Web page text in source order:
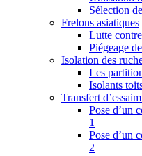
Sélection
Frelons asiatiques
Lutte
Piégeage
Isolation des
Les
Isolants
Transfert
Pose d’un
1
Pose d’un
2